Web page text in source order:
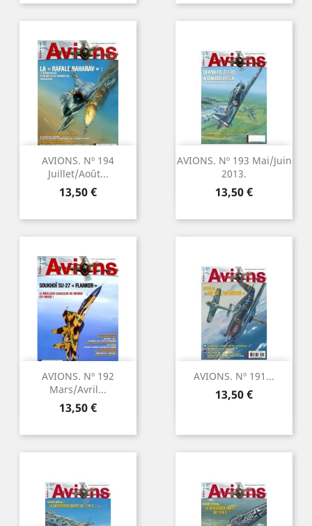
AVIONS. Nº 194
Juillet/Août...
Precio
13,50 €
AVIONS. Nº 193 Mai/Juin
2013.
Precio
13,50 €
AVIONS. Nº 192
Mars/Avril...
Precio
13,50 €
AVIONS. Nº 191...
Precio
13,50 €